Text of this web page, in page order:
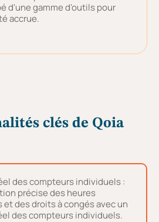
d'une gamme d'outils pour
accrue.
clés de Qoia
des compteurs individuels :
précise des heures
des droits à congés avec un
des compteurs individuels.